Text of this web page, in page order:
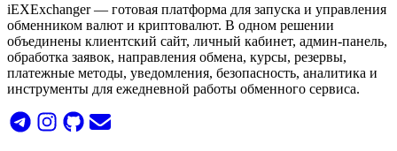
iEXExchanger — готовая платформа для запуска и управления
обменником валют и криптовалют. В одном решении
объединены клиентский сайт, личный кабинет, админ-панель,
обработка заявок, направления обмена, курсы, резервы,
платежные методы, уведомления, безопасность, аналитика и
инструменты для ежедневной работы обменного сервиса.